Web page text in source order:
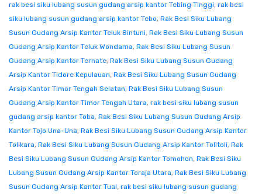
rak besi siku lubang susun gudang arsip kantor Tebing Tinggi, rak besi
siku lubang susun gudang arsip kantor Tebo, Rak Besi Siku Lubang
Susun Gudang Arsip Kantor Teluk Bintuni, Rak Besi Siku Lubang Susun
Gudang Arsip Kantor Teluk Wondama, Rak Besi Siku Lubang Susun
Gudang Arsip Kantor Ternate, Rak Besi Siku Lubang Susun Gudang
Arsip Kantor Tidore Kepulauan, Rak Besi Siku Lubang Susun Gudang
Arsip Kantor Timor Tengah Selatan, Rak Besi Siku Lubang Susun
Gudang Arsip Kantor Timor Tengah Utara, rak besi siku lubang susun
gudang arsip kantor Toba, Rak Besi Siku Lubang Susun Gudang Arsip
Kantor Tojo Una-Una, Rak Besi Siku Lubang Susun Gudang Arsip Kantor
Tolikara, Rak Besi Siku Lubang Susun Gudang Arsip Kantor Tolitoli, Rak
Besi Siku Lubang Susun Gudang Arsip Kantor Tomohon, Rak Besi Siku
Lubang Susun Gudang Arsip Kantor Toraja Utara, Rak Besi Siku Lubang
Susun Gudang Arsip Kantor Tual, rak besi siku lubang susun gudang